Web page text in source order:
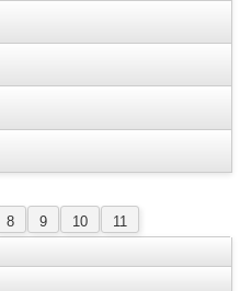
8 9 10
11